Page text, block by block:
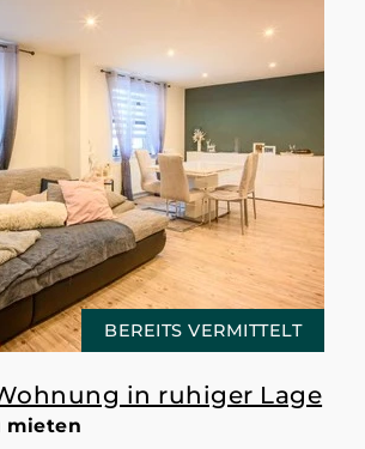
BEREITS VERMITTELT
in ruhiger Lage
mieten